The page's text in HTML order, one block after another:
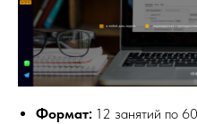
Формат: 12 занятий по